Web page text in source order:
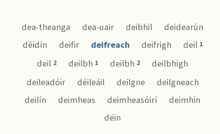
dea-theanga dea-uair deibhil
deidearún
déidín
deifir deifreach deifrigh deil 1
deil 2 deilbh 1 deilbh 2
deilbhigh
deileadóir
déileáil deilgne
deilgneach
deilín
deimheas deimheasóirí
deimhin
déin